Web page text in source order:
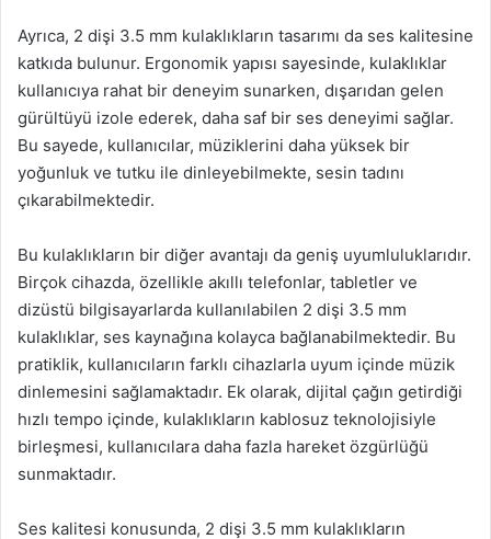
Ayrıca, 2 dişi 3.5 mm kulaklıkların tasarımı da ses kalitesine
katkıda bulunur. Ergonomik yapısı sayesinde, kulaklıklar
kullanıcıya rahat bir deneyim sunarken, dışarıdan gelen
gürültüyü izole ederek, daha saf bir ses deneyimi sağlar.
Bu sayede, kullanıcılar, müziklerini daha yüksek bir
yoğunluk ve tutku ile dinleyebilmekte, sesin tadını
çıkarabilmektedir.
Bu kulaklıkların bir diğer avantajı da geniş uyumluluklarıdır.
Birçok cihazda, özellikle akıllı telefonlar, tabletler ve
dizüstü bilgisayarlarda kullanılabilen 2 dişi 3.5 mm
kulaklıklar, ses kaynağına kolayca bağlanabilmektedir. Bu
pratiklik, kullanıcıların farklı cihazlarla uyum içinde müzik
dinlemesini sağlamaktadır. Ek olarak, dijital çağın getirdiği
hızlı tempo içinde, kulaklıkların kablosuz teknolojisiyle
birleşmesi, kullanıcılara daha fazla hareket özgürlüğü
sunmaktadır.
Ses kalitesi konusunda, 2 dişi 3.5 mm kulaklıkların